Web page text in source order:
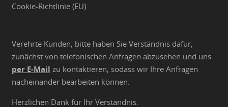
Cookie-Richtlinie (EU)
Verehrte Kunden, bitte haben Sie Verständnis dafür,
zunächst von telefonischen Anfragen abzusehen und uns
per E-Mail zu kontaktieren, sodass wir Ihre Anfragen
nacheinander bearbeiten können.
Herzlichen Dank für Ihr Verständnis.